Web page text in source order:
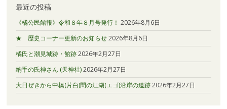
最近の投稿
《橘公民館報》令和８年８月号発行！ 2026年8月6日
★ 歴史コーナー更新のお知らせ2026年8月6日
橘氏と潮見城跡・館跡2026年2月27日
納手の氏神さん (天神社)2026年2月27日
大日ぜきから中橋(片白)間の江湖(エゴ)沿岸の遺跡2026年2月27日